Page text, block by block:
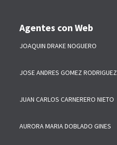
Agentes con Web
JOAQUIN DRAKE NOGUERO
JOSE ANDRES GOMEZ RODRIGUEZ
JUAN CARLOS CARNERERO NIETO
AURORA MARIA DOBLADO GINES